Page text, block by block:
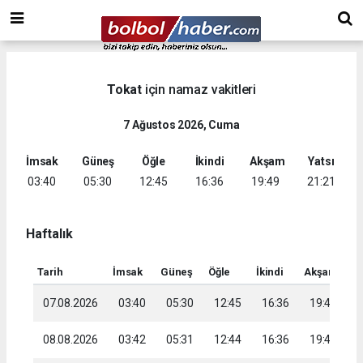
Tokat için namaz vakitleri
7 Ağustos 2026, Cuma
İmsak
03:40
Güneş
05:30
Öğle
12:45
İkindi
16:36
Akşam
19:49
Yatsı
21:21
Haftalık
Tarih İmsak Güneş Öğle İkindi Akşam
07.08.2026 03:40 05:30 12:45 16:36 19:49
08.08.2026 03:42 05:31 12:44 16:36 19:47